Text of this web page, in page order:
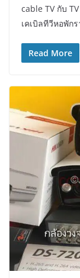
cable TV กับ
เคเบิลทีวีหอพัก
Read More